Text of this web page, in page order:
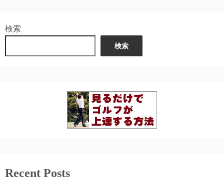
ペ
ー
検索
検索
Recent Posts